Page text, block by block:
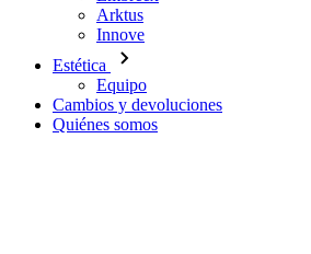
Arktus
Innove
Estética
Equipo
Cambios y devoluciones
Quiénes somos